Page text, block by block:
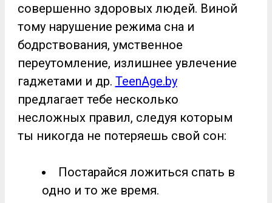
совершенно здоровых людей. Виной
тому нарушение режима сна и
бодрствования, умственное
переутомление, излишнее увлечение
гаджетами и др. TeenAge.by
предлагает тебе несколько
несложных правил, следуя которым
ты никогда не потеряешь свой сон:
Постарайся ложиться спать в
одно и то же время.